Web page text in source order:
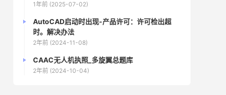
1年前 (2025-07-02)
AutoCAD启动时出现-产品许可：许可检出超
时。解决办法
2年前 (2024-11-08)
CAAC无人机执照_多旋翼总题库
2年前 (2024-10-04)